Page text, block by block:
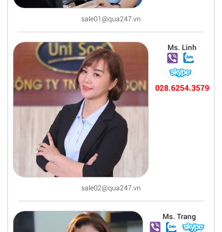
sale01@qua247.vn
Ms. Linh
028.6254.3579
sale02@qua247.vn
Ms. Trang